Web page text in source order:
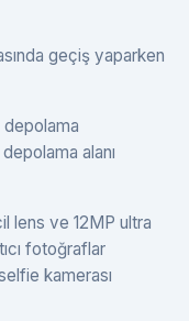
geçiş yaparken
depolama
alanı
lens ve 12MP ultra
fotoğraflar
kamerası